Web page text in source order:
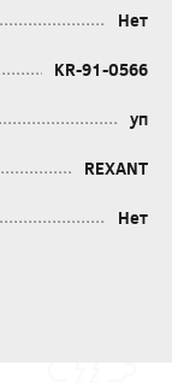
Нет
KR-91-0566
уп
REXANT
Нет